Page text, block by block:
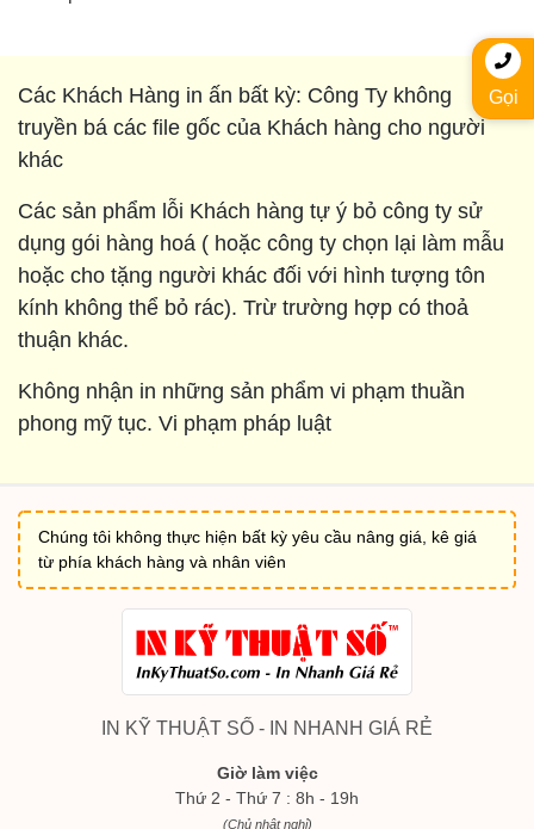
Gọi
Các Khách Hàng in ấn bất kỳ: Công Ty không
truyền bá các file gốc của Khách hàng cho người
khác
Các sản phẩm lỗi Khách hàng tự ý bỏ công ty sử
dụng gói hàng hoá ( hoặc công ty chọn lại làm mẫu
hoặc cho tặng người khác đối với hình tượng tôn
kính không thể bỏ rác). Trừ trường hợp có thoả
thuận khác.
Không nhận in những sản phẩm vi phạm thuần
phong mỹ tục. Vi phạm pháp luật
Chúng tôi không thực hiện bất kỳ yêu cầu nâng giá, kê giá
từ phía khách hàng và nhân viên
IN KỸ THUẬT SỐ - IN NHANH GIÁ RẺ
Giờ làm việc
Thứ 2 - Thứ 7 : 8h - 19h
(Chủ nhật nghỉ)